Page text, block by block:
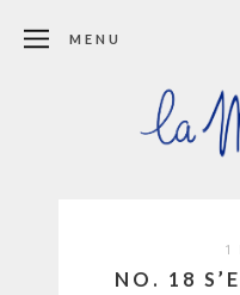
MENU
1
NO. 18